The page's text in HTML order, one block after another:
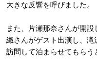
大きな反響を呼びました 。
また、片瀬那奈さんが開
織さんがゲスト出演し、
訪問して泊まらせてもら